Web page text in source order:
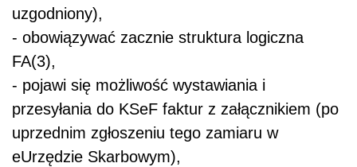
uzgodniony),
- obowiązywać zacznie struktura logiczna
FA(3),
- pojawi się możliwość wystawiania i
przesyłania do KSeF faktur z załącznikiem (po
uprzednim zgłoszeniu tego zamiaru w
eUrzędzie Skarbowym),